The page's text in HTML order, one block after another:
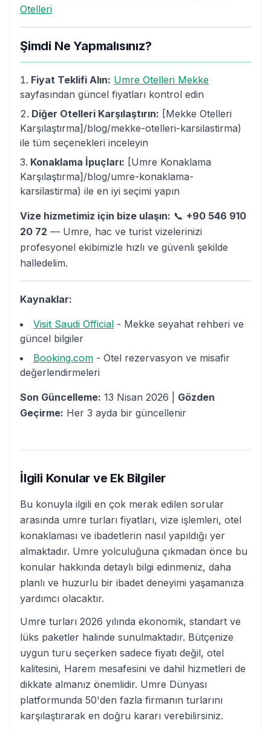
Otelleri
Şimdi Ne Yapmalısınız?
Fiyat Teklifi Alın: Umre Otelleri Mekke
sayfasından güncel fiyatları kontrol edin
Diğer Otelleri Karşılaştırın: [Mekke Otelleri
Karşılaştırma]/blog/mekke-otelleri-karsilastirma)
ile tüm seçenekleri inceleyin
Konaklama İpuçları: [Umre Konaklama
Karşılaştırma]/blog/umre-konaklama-
karsilastirma) ile en iyi seçimi yapın
Vize hizmetimiz için bize ulaşın: 📞 +90 546 910
20 72 — Umre, hac ve turist vizelerinizi
profesyonel ekibimizle hızlı ve güvenli şekilde
halledelim.
Kaynaklar:
Visit Saudi Official - Mekke seyahat rehberi ve
güncel bilgiler
Booking.com - Otel rezervasyon ve misafir
değerlendirmeleri
Son Güncelleme: 13 Nisan 2026 | Gözden
Geçirme: Her 3 ayda bir güncellenir
İlgili Konular ve Ek Bilgiler
Bu konuyla ilgili en çok merak edilen sorular
arasında umre turları fiyatları, vize işlemleri, otel
konaklaması ve ibadetlerin nasıl yapıldığı yer
almaktadır. Umre yolculuğuna çıkmadan önce bu
konular hakkında detaylı bilgi edinmeniz, daha
planlı ve huzurlu bir ibadet deneyimi yaşamanıza
yardımcı olacaktır.
Umre turları 2026 yılında ekonomik, standart ve
lüks paketler halinde sunulmaktadır. Bütçenize
uygun turu seçerken sadece fiyatı değil, otel
kalitesini, Harem mesafesini ve dahil hizmetleri de
dikkate almanız önemlidir. Umre Dünyası
platformunda 50'den fazla firmanın turlarını
karşılaştırarak en doğru kararı verebilirsiniz.